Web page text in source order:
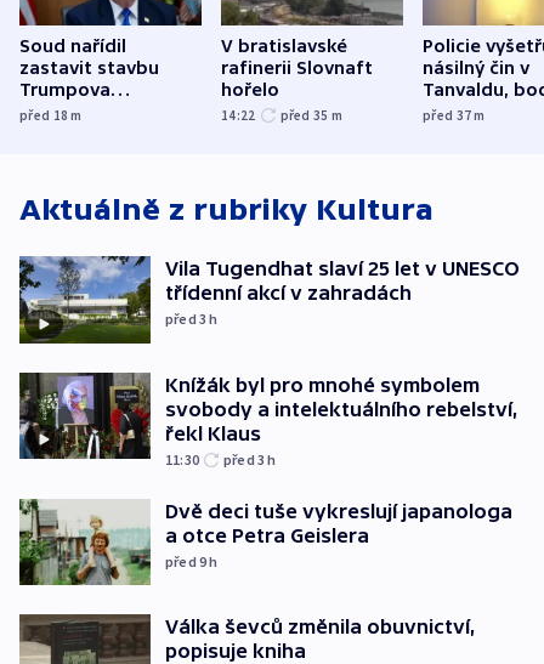
Soud nařídil
zastavit stavbu
Trumpova
tanečního sálu
před 18m
V bratislavské
rafinerii Slovnaft
hořelo
14:22 před 35 m
Policie
násilný čin v
Tanvaldu,
zranění při
před 37m
Aktuálně z rubriky Kultura
Vila Tugendhat slaví 25 let v UNESCO
třídenní akcí v zahradách
před 3h
Knížák byl pro mnohé symbolem
svobody a intelektuálního rebelství,
řekl Klaus
11:30 před 3h
Dvě deci tuše vykreslují japanologa
a otce Petra Geislera
před 9h
Válka ševců změnila obuvnictví,
popisuje kniha